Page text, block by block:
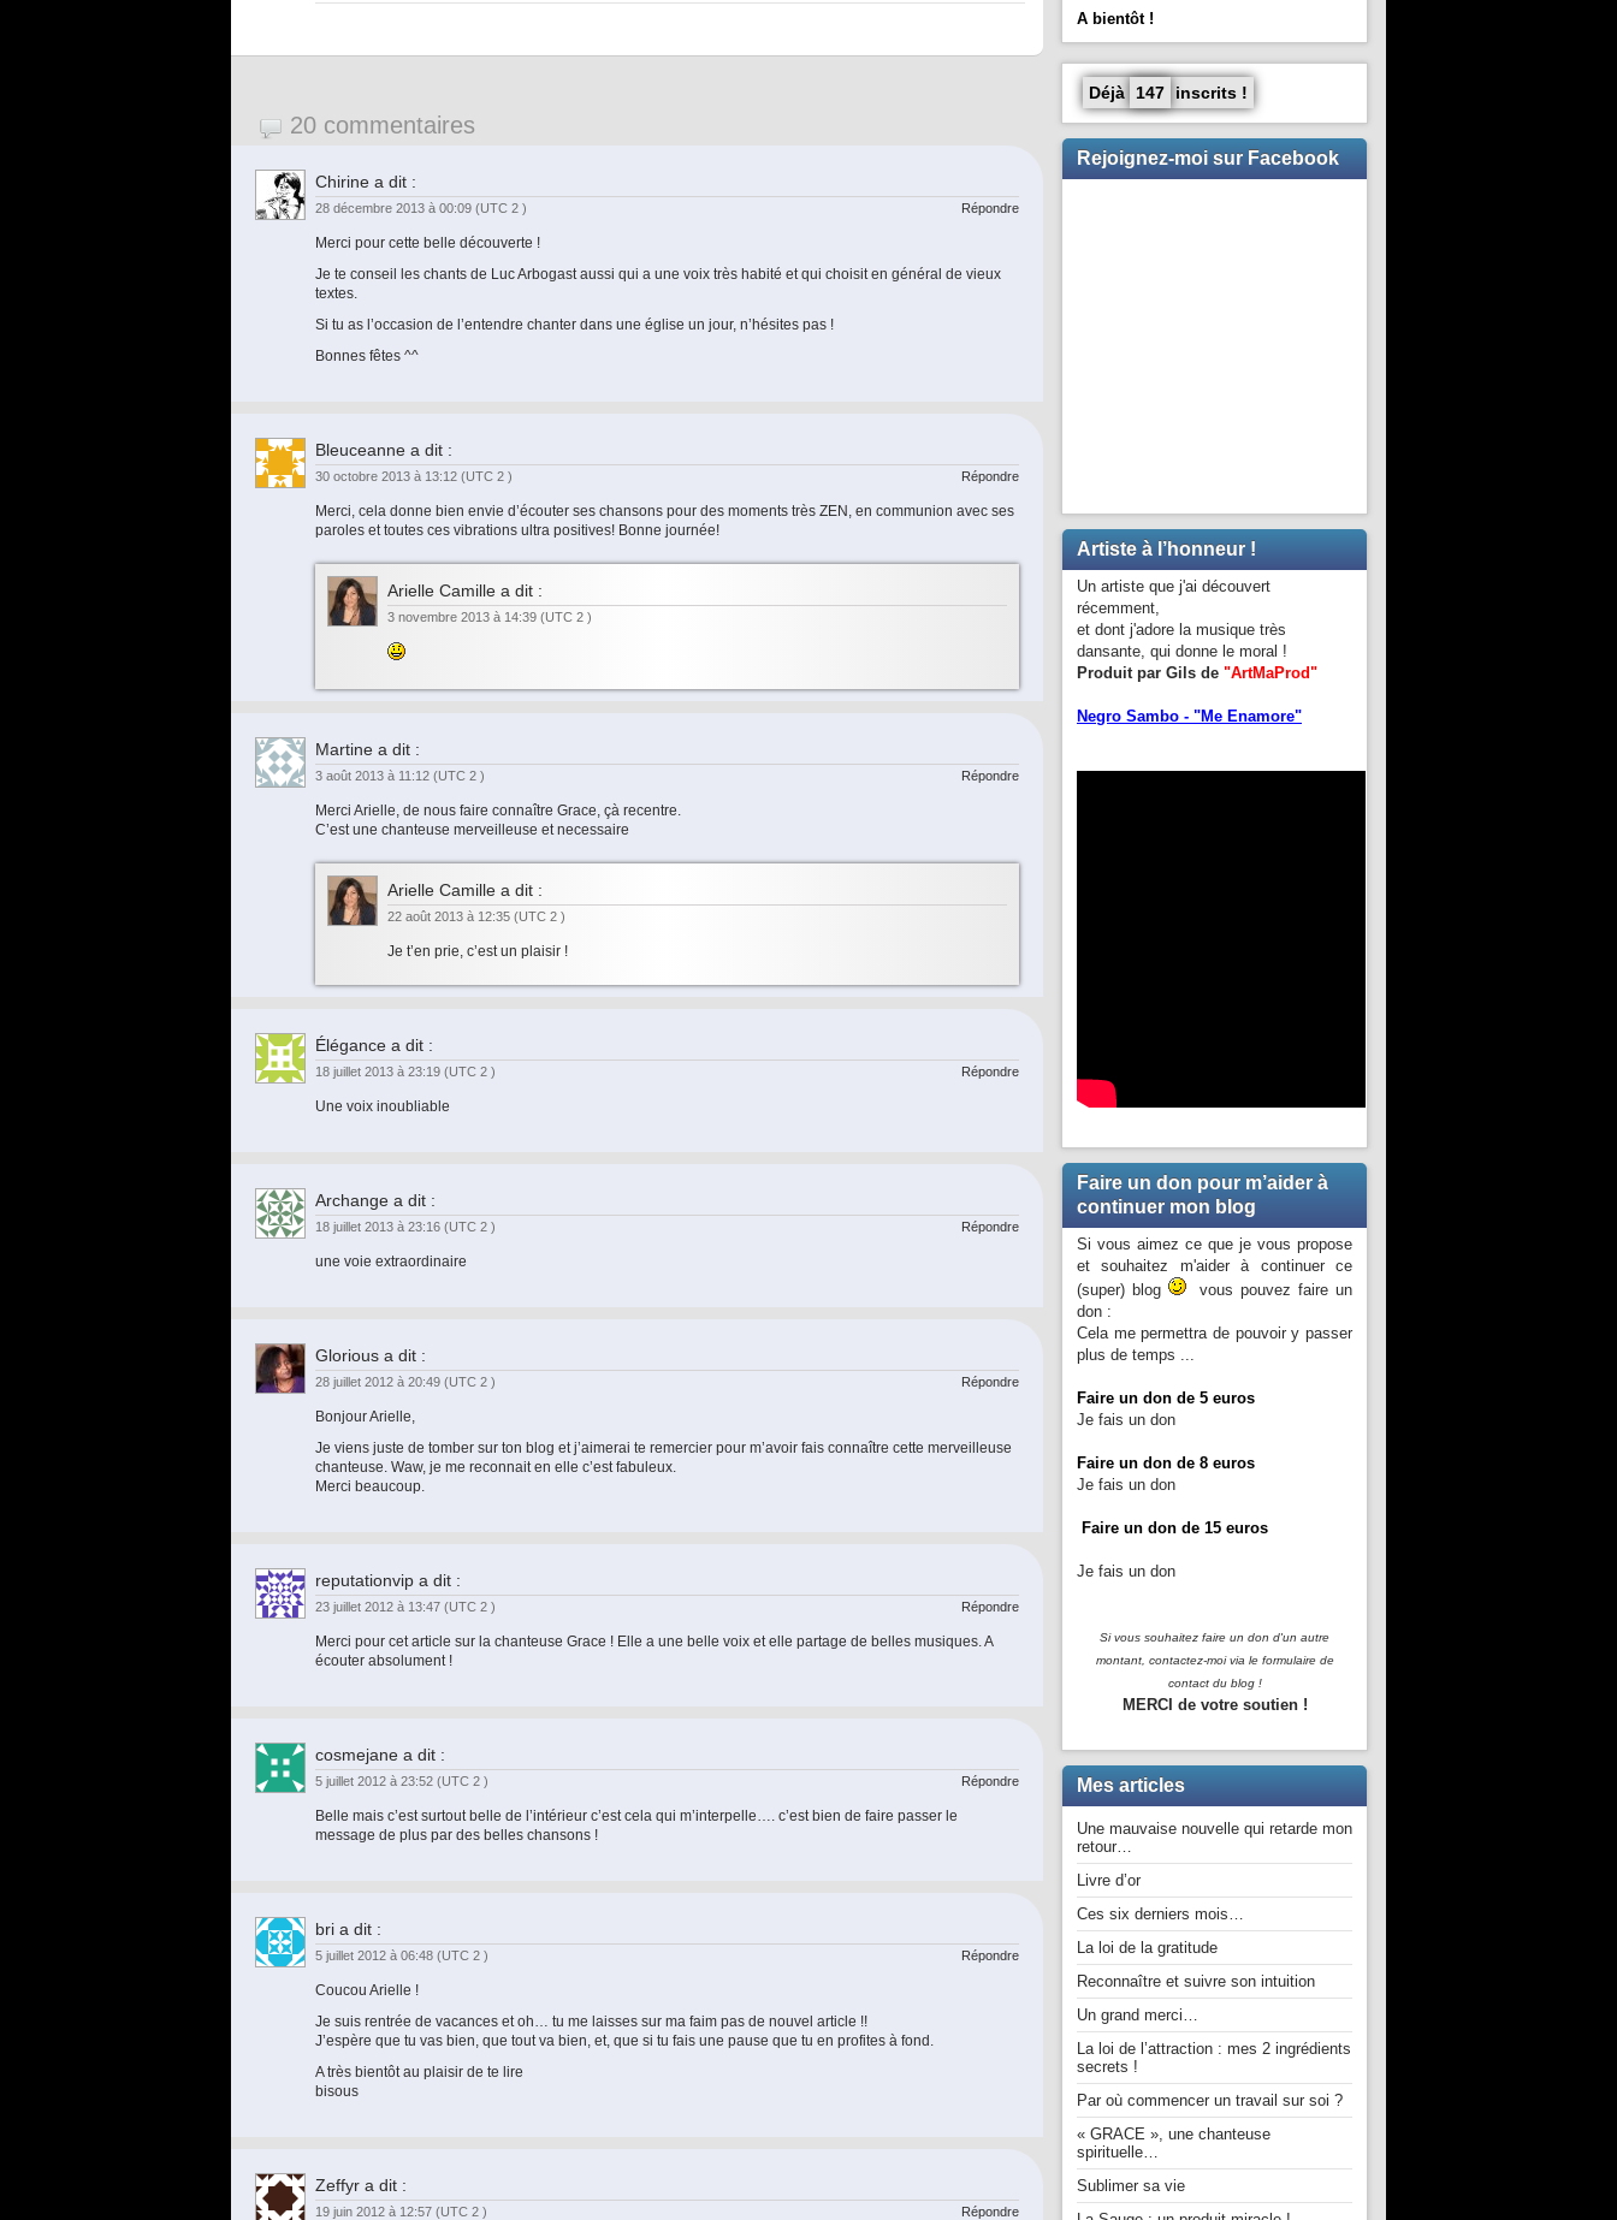
20 commentaires
Chirine a dit :
28 décembre 2013 à 00:09 (UTC 2 ) Répondre
Merci pour cette belle découverte !
Je te conseil les chants de Luc Arbogast aussi qui a une voix très habité et qui choisit en général de vieux
textes.
Si tu as l’occasion de l’entendre chanter dans une église un jour, n’hésites pas !
Bonnes fêtes ^^
Bleuceanne a dit :
30 octobre 2013 à 13:12 (UTC 2 ) Répondre
Merci, cela donne bien envie d’écouter ses chansons pour des moments très ZEN, en communion avec ses
paroles et toutes ces vibrations ultra positives! Bonne journée!
Arielle Camille a dit :
3 novembre 2013 à 14:39 (UTC 2 )
Martine a dit :
3 août 2013 à 11:12 (UTC 2 ) Répondre
Merci Arielle, de nous faire connaître Grace, çà recentre.
C’est une chanteuse merveilleuse et necessaire
Arielle Camille a dit :
22 août 2013 à 12:35 (UTC 2 )
Je t’en prie, c’est un plaisir !
Élégance a dit :
18 juillet 2013 à 23:19 (UTC 2 ) Répondre
Une voix inoubliable
Archange a dit :
18 juillet 2013 à 23:16 (UTC 2 ) Répondre
une voie extraordinaire
Glorious a dit :
28 juillet 2012 à 20:49 (UTC 2 ) Répondre
Bonjour Arielle,
Je viens juste de tomber sur ton blog et j’aimerai te remercier pour m’avoir fais connaître cette merveilleuse
chanteuse. Waw, je me reconnait en elle c’est fabuleux.
Merci beaucoup.
reputationvip a dit :
23 juillet 2012 à 13:47 (UTC 2 ) Répondre
Merci pour cet article sur la chanteuse Grace ! Elle a une belle voix et elle partage de belles musiques. A
écouter absolument !
cosmejane a dit :
5 juillet 2012 à 23:52 (UTC 2 ) Répondre
Belle mais c’est surtout belle de l’intérieur c’est cela qui m’interpelle…. c’est bien de faire passer le
message de plus par des belles chansons !
bri a dit :
5 juillet 2012 à 06:48 (UTC 2 ) Répondre
Coucou Arielle !
Je suis rentrée de vacances et oh… tu me laisses sur ma faim pas de nouvel article !!
J’espère que tu vas bien, que tout va bien, et, que si tu fais une pause que tu en profites à fond.
A très bientôt au plaisir de te lire
bisous
Zeffyr a dit :
19 juin 2012 à 12:57 (UTC 2 ) Répondre
A bientôt !
Déjà 147 inscrits !
Rejoignez-moi sur Facebook
Artiste à l’honneur !
Un artiste que j'ai découvert
récemment,
et dont j'adore la musique très
dansante, qui donne le moral !
Produit par Gils de "ArtMaProd"
Negro Sambo - "Me Enamore"
Faire un don pour m’aider à
continuer mon blog
Si vous aimez ce que je vous propose
et souhaitez m'aider à continuer ce
(super) blog
vous pouvez faire un
don :
Cela me permettra de pouvoir y passer
plus de temps ...
Faire un don de 5 euros
Je fais un don
Faire un don de 8 euros
Je fais un don
Faire un don de 15 euros
Je fais un don
Si vous souhaitez faire un don d'un autre
montant, contactez-moivia le formulaire de
contact du blog !
MERCI de votre soutien !
Mes articles
Une mauvaise nouvelle qui retarde mon
retour…
Livre d’or
Ces six derniers mois…
La loi de la gratitude
Reconnaître et suivre son intuition
Un grand merci…
La loi de l’attraction : mes 2 ingrédients
secrets !
Par où commencer un travail sur soi ?
« GRACE », une chanteuse
spirituelle…
Sublimer sa vie